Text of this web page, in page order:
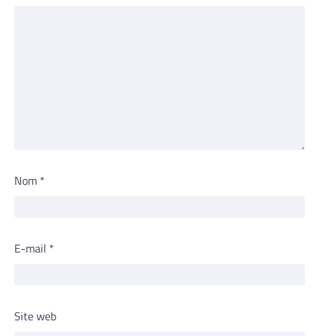
Nom *
E-mail *
Site web